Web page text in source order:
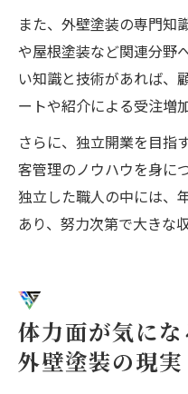
また、外壁塗装の専門知
や屋根塗装など関連分野
い知識と技術があれば、
ートや紹介による受注増
さらに、独立開業を目指
客管理のノウハウを身に
独立した職人の中には、
あり、努力次第で大きな
体力面が気に
外壁塗装の現実